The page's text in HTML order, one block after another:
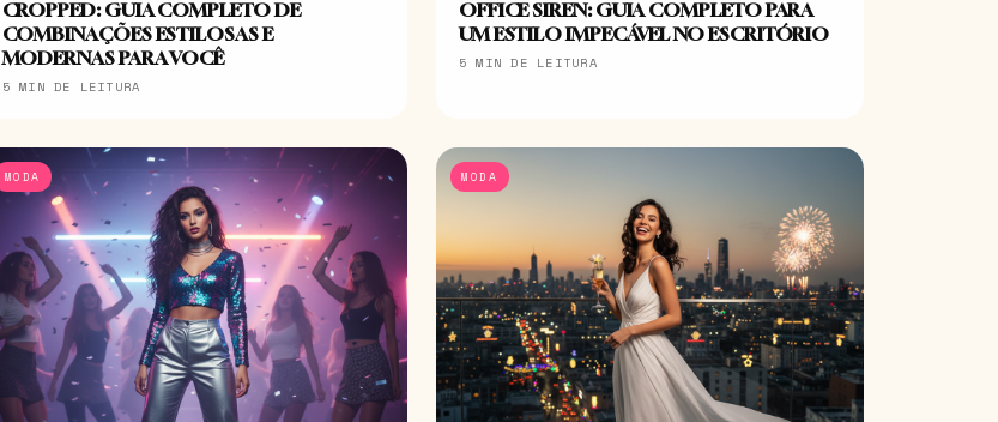
CROPPED: GUIA COMPLETO DE
COMBINAÇÕES ESTILOSAS E
MODERNAS PARA VOCÊ
5 MIN DE LEITURA
OFFICE SIREN: GUIA COMPLETO PARA
UM ESTILO IMPECÁVEL NO ESCRITÓRIO
5 MIN DE LEITURA
MODA MODA